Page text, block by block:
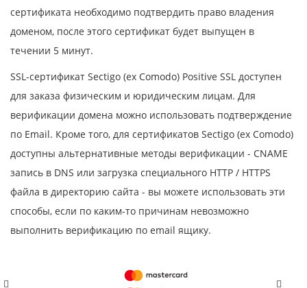
сертификата необходимо подтвердить право владения
доменом, после этого сертификат будет выпущен в
течении 5 минут.
SSL-сертификат Sectigo (ex Comodo) Positive SSL доступен
для заказа физическим и юридическим лицам. Для
верификации домена можно использовать подтверждение
по Email. Кроме того, для сертификатов Sectigo (ex Comodo)
доступны альтернативные методы верификации - CNAME
запись в DNS или загрузка специального HTTP / HTTPS
файла в директорию сайта - вы можете использовать эти
способы, если по каким-то причинам невозможно
выполнить верификацию по email ящику.